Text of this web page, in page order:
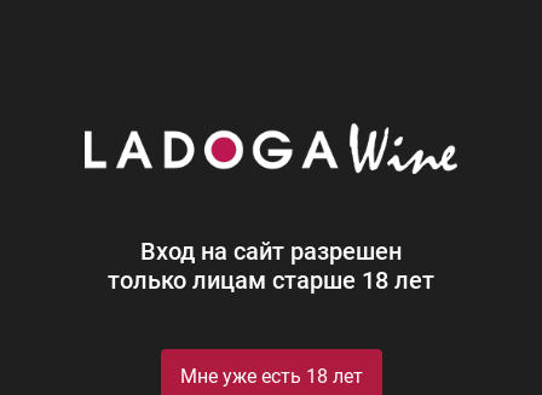
Вход на сайт разрешен
только лицам старше 18 лет
Мне уже есть 18 лет
Cantina TerraPremiata
Cantina TerraPremiata